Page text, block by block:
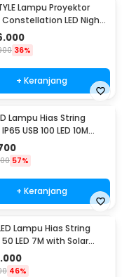
Lampu Proyektor
Constellation LED Night
5V - NL-USB
36%
+ Keranjang
Lampu Hias String
USB 100 LED 10M
- TDC-01
57%
+ Keranjang
Lampu Hias String
LED 7M with Solar
M072
46%